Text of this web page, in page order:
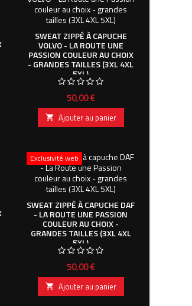
SWEAT ZIPPÉ À CAPUCHE
VOLVO - LA ROUTE UNE
PASSION COULEUR AU CHOIX
- GRANDES TAILLES (3XL 4XL
5XL)
Prix
50,00 €
 Ajouter au panier
Exclusivité web
SWEAT ZIPPÉ À CAPUCHE DAF
- LA ROUTE UNE PASSION
COULEUR AU CHOIX -
GRANDES TAILLES (3XL 4XL
5XL)
Prix
50,00 €
 Ajouter au panier